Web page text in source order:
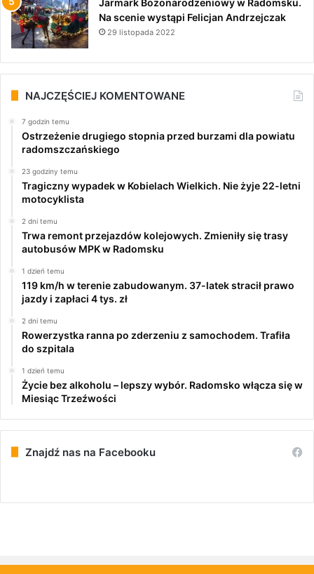
Jarmark Bożonarodzeniowy w Radomsku.
Na scenie wystąpi Felicjan Andrzejczak
29 listopada 2022
NAJCZĘŚCIEJ KOMENTOWANE
7 godzin temu
Ostrzeżenie drugiego stopnia przed burzami dla powiatu
radomszczańskiego
23 godziny temu
Tragiczny wypadek w Kobielach Wielkich. Nie żyje 22-letni
motocyklista
2 dni temu
Trwa remont przejazdów kolejowych. Zmieniły się trasy
autobusów MPK w Radomsku
1 dzień temu
119 km/h w terenie zabudowanym. 37-latek stracił prawo
jazdy i zapłaci 4 tys. zł
2 dni temu
Rowerzystka ranna po zderzeniu z samochodem. Trafiła
do szpitala
1 dzień temu
Życie bez alkoholu – lepszy wybór. Radomsko włącza się w
Miesiąc Trzeźwości
Znajdź nas na Facebooku